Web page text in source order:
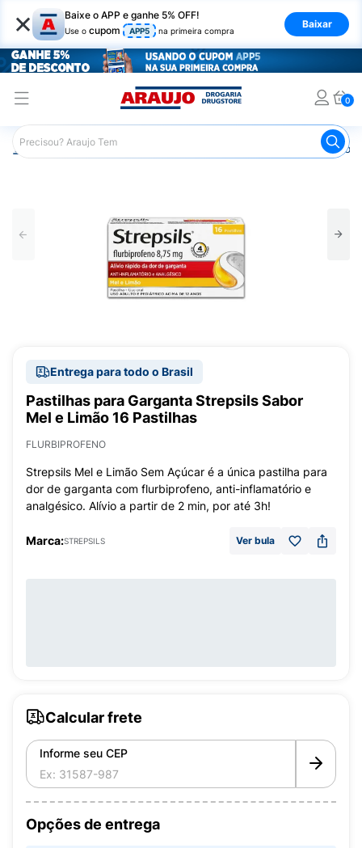
× Baixe o APP e ganhe 5% OFF!
Use o cupom APP5 na primeira compra
Baixar
0
Araujo Medicamentos Remédio
Entrega para todo o Brasil
Pastilhas para Garganta Strepsils Sabor
Mel e Limão 16 Pastilhas
FLURBIPROFENO
Strepsils Mel e Limão Sem Açúcar é a única pastilha para
dor de garganta com flurbiprofeno, anti-inflamatório e
analgésico. Alívio a partir de 2 min, por até 3h!
Marca:STREPSILS Ver bula
Calcular frete
Informe seu CEP
Opções de entrega